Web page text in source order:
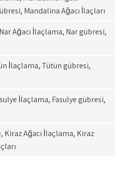
Mandalina Ağacı İlaçları
Ağacı İlaçlama, Nar gübresi,
İlaçlama, Tütün gübresi,
İlaçlama, Fasulye gübresi,
Kiraz Ağacı İlaçlama, Kiraz